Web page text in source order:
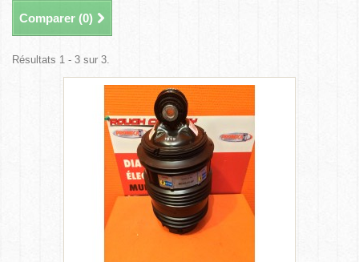
Comparer (0)
Résultats 1 - 3 sur 3.